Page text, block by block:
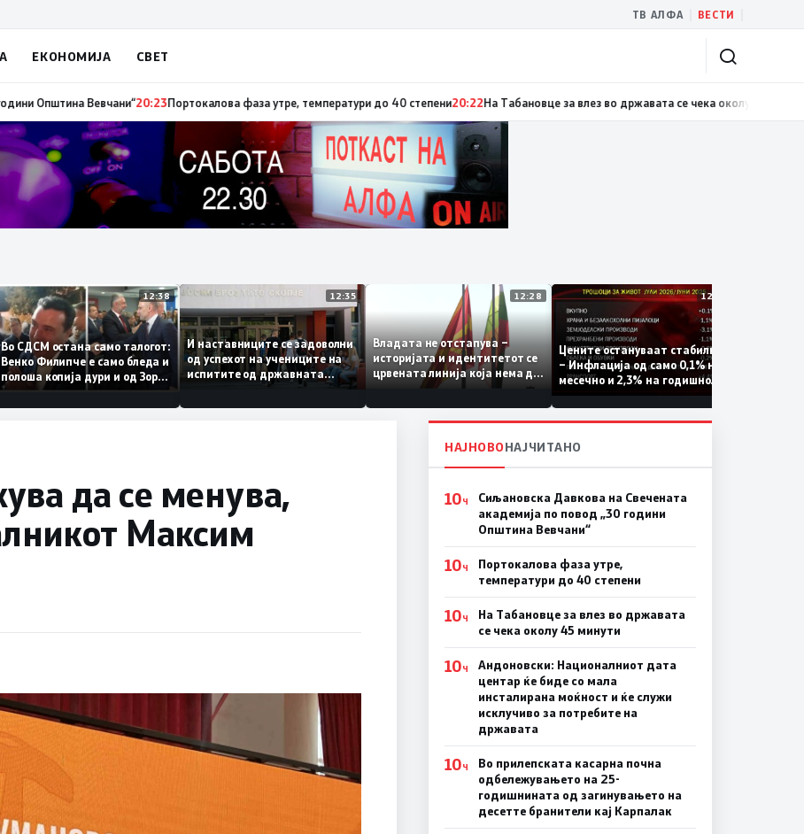
ТВ АЛФА ВЕСТИ
ЕКОНОМИЈА СВЕТ
Вевчани“ 20:23Портокалова фаза утре, температури до 40 степени20:22На Табановце за влез во државата се чека околу 45 минути
12:38
Во СДСМ остана само талогот:
Венко Филипче е само бледа и
полоша копија дури и од Зоран
Заев
12:35
И наставниците се задоволни
од успехот на учениците на
испитите од државната
12:28
Владата не отстапува –
историјата и идентитетот се
црвената линија која нема да
се погази
Цените остануваат стабилни
– Инфлација од само 0,1% на
месечно и 2,3% на годишно
ниво
да се менува,
Максим
НАЈНОВОНАЈЧИТАНО
10Ч
Сиљановска Давкова на Свечената
академија по повод „30 години
Општина Вевчани“
10Ч
Портокалова фаза утре,
температури до 40 степени
10Ч
На Табановце за влез во државата
се чека околу 45 минути
10Ч
Андоновски: Националниот дата
центар ќе биде со мала
инсталирана моќност и ќе служи
исклучиво за потребите на
државата
10Ч
Во прилепската касарна почна
одбележувањето на 25-
годишнината од загинувањето на
десетте бранители кај Карпалак